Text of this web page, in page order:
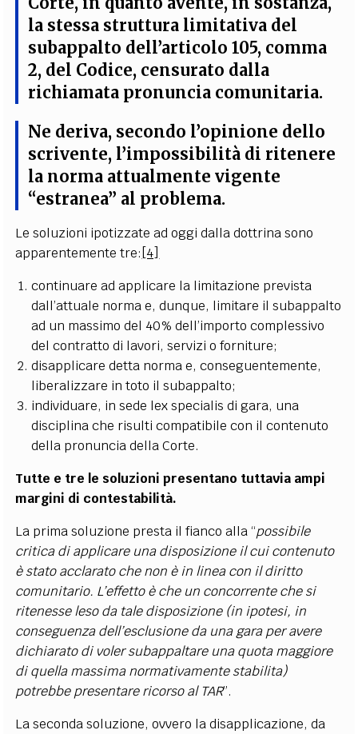
la stessa struttura limitativa del
subappalto dell’articolo 105, comma
2, del Codice, censurato dalla
richiamata pronuncia comunitaria.
Ne deriva, secondo l’opinione dello
scrivente, l’impossibilità di ritenere
la norma attualmente vigente
“estranea” al problema.
Le soluzioni ipotizzate ad oggi dalla dottrina sono
apparentemente tre: [4]
continuare ad applicare la limitazione prevista
dall’attuale norma e, dunque, limitare il subappalto
ad un massimo del 40% dell’importo complessivo
del contratto di lavori, servizi o forniture;
disapplicare detta norma e, conseguentemente,
liberalizzare in toto il subappalto;
individuare, in sede lex specialis di gara, una
disciplina che risulti compatibile con il contenuto
della pronuncia della Corte.
Tutte e tre le soluzioni presentano tuttavia ampi
margini di contestabilità.
La prima soluzione presta il fianco alla “possibile
critica di applicare una disposizione il cui contenuto
è stato acclarato che non è in linea con il diritto
comunitario. L’effetto è che un concorrente che si
ritenesse leso da tale disposizione (in ipotesi, in
conseguenza dell’esclusione da una gara per avere
dichiarato di voler subappaltare una quota maggiore
di quella massima normativamente stabilita)
potrebbe presentare ricorso al TAR”.
La seconda soluzione, ovvero la disapplicazione, da